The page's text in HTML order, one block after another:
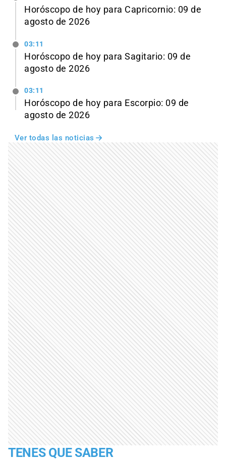
Horóscopo de hoy para Capricornio: 09 de
agosto de 2026
03:11
Horóscopo de hoy para Sagitario: 09 de
agosto de 2026
03:11
Horóscopo de hoy para Escorpio: 09 de
agosto de 2026
Ver todas las noticias
TENES QUE SABER